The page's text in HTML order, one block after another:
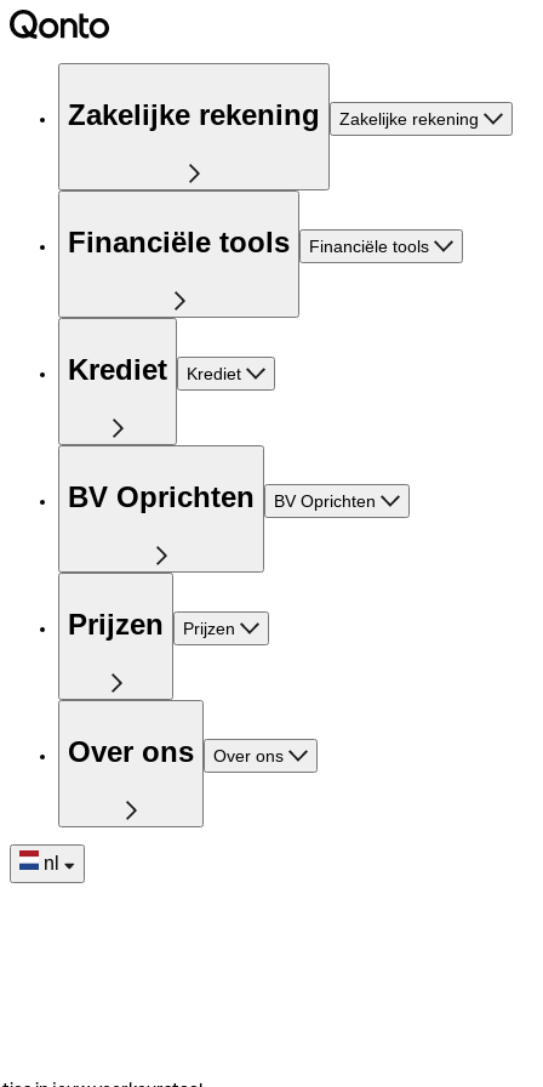
Zakelijke rekening Zakelijke rekening
Financiële tools Financiële tools
Krediet Krediet
BV Oprichten BV Oprichten
Prijzen Prijzen
Over ons Over ons
nl